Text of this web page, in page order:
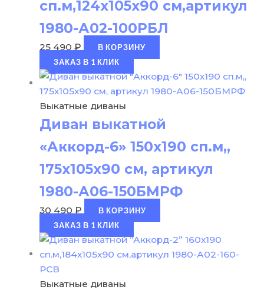
сп.м,124х105х90 см,артикул
1980-А02-100РБЛ
25 490 ₽
В КОРЗИНУ
ЗАКАЗ В 1 КЛИК
Выкатные диваны
Диван выкатной
«Аккорд-6» 150х190 сп.м,,
175х105х90 см, артикул
1980-А06-150БМРФ
30 490 ₽
В КОРЗИНУ
ЗАКАЗ В 1 КЛИК
Выкатные диваны